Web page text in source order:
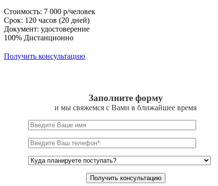
Стоимость: 7 000 р/человек
Срок: 120 часов (20 дней)
Документ: удостоверение
100% Дистанционно
Получить консультацию
Заполните форму
и мы свяжемся с Вами в ближайшее время